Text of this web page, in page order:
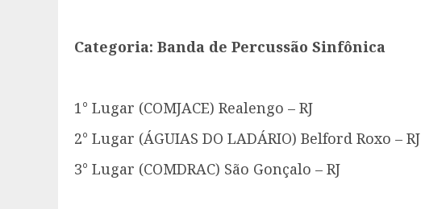
Categoria: Banda de Percussão Sinfônica
1° Lugar (COMJACE) Realengo – RJ
2° Lugar (ÁGUIAS DO LADÁRIO) Belford Roxo – RJ
3° Lugar (COMDRAC) São Gonçalo – RJ